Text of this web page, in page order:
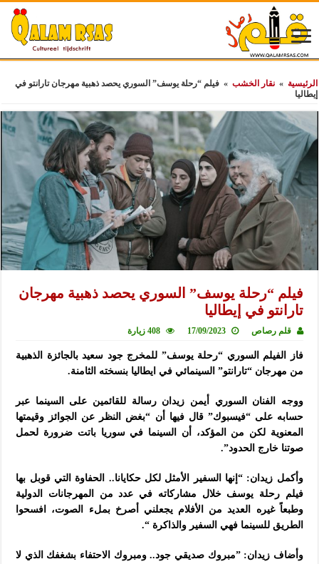
الرئيسية » نقار الخشب » فيلم “رحلة يوسف” السوري يحصد ذهبية مهرجان تارانتو في
إيطاليا
فيلم “رحلة يوسف” السوري يحصد ذهبية مهرجان
تارانتو في إيطاليا
قلم رصاص 17/09/2023 408 زيارة
فاز الفيلم السوري “رحلة يوسف” للمخرج جود سعيد بالجائزة الذهبية
من مهرجان “تارانتو” السينمائي في ايطاليا بنسخته الثامنة.
ووجه الفنان السوري أيمن زيدان رسالة للقائمين على السينما عبر
حسابه على “فيسبوك” قال فيها أن “بغض النظر عن الجوائز وقيمتها
المعنوية لكن من المؤكد، أن السينما في سوريا باتت ضرورة لحمل
صوتنا خارج الحدود”.
وأكمل زيدان: “إنها السفير الأمثل لكل حكايانا.. الحفاوة التي قوبل بها
فيلم رحلة يوسف خلال مشاركاته في عدد من المهرجانات الدولية
وطبعاً غيره العديد من الأفلام يجعلني أصرخ بملء الصوت، افسحوا
الطريق للسينما فهي السفير والذاكرة “.
وأضاف زيدان: ”مبروك صديقي جود.. ومبروك الاحتفاء بشغفك الذي لا